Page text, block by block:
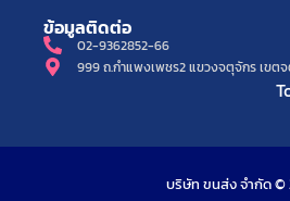
ข้อมูลติดต่อ
02-9362852-66
999 ถ.กำแพงเพชร2 แขวงจตุจักร เขต
บริษัท ขนส่ง จำกัด ©